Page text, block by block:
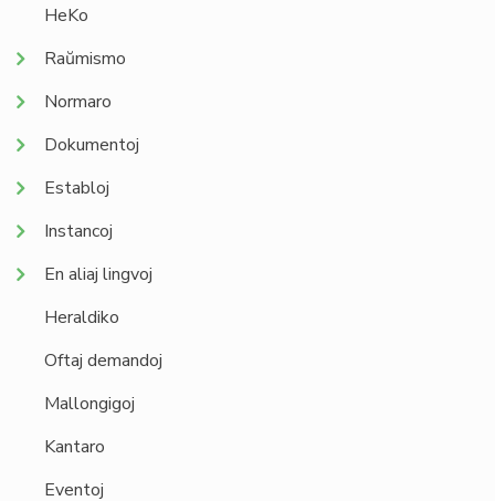
HeKo
Raŭmismo
Normaro
Dokumentoj
Establoj
Instancoj
En aliaj lingvoj
Heraldiko
Oftaj demandoj
Mallongigoj
Kantaro
Eventoj